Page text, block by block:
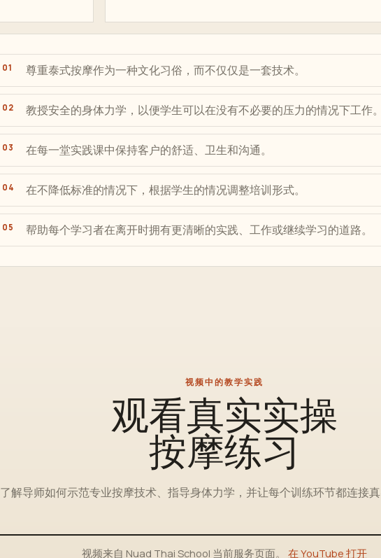
尊重泰式按摩作为一种文化习俗，而不仅仅是一套技术。
教授安全的身体力学，以便学生可以在没有不必要的压力的情况下工作
在每一堂实践课中保持客户的舒适、卫生和沟通。
在不降低标准的情况下，根据学生的情况调整培训形式。
帮助每个学习者在离开时拥有更清晰的实践、工作或继续学习的道路。
视频中的教学实践
观看真实实操
按摩练习
了解导师如何示范专业按摩技术、指导身体力学，并让每个训练环节都连接
视频来自 Nuad Thai School 当前服务页面。 在 YouTube 打开